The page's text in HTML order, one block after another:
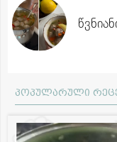
პოპულარული